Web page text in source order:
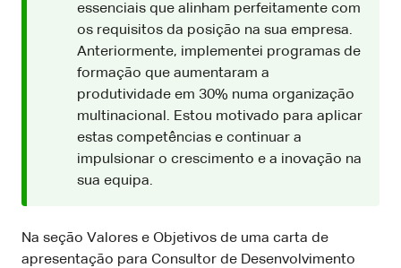
essenciais que alinham perfeitamente com
os requisitos da posição na sua empresa.
Anteriormente, implementei programas de
formação que aumentaram a
produtividade em 30% numa organização
multinacional. Estou motivado para aplicar
estas competências e continuar a
impulsionar o crescimento e a inovação na
sua equipa.
Na seção Valores e Objetivos de uma carta de
apresentação para Consultor de Desenvolvimento